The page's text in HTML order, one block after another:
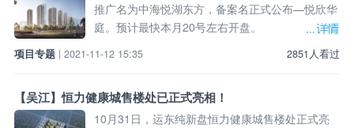
推广名为中海悦湖东方，备案名正式公布—悦欣华
庭。预计最快本月20号左右开盘。
2851人看过
项目专题 | 2021-11-12 15:35
【吴江】恒力健康城售楼处已正式亮相！
10月31日，运东纯新盘恒力健康城售楼处正式亮